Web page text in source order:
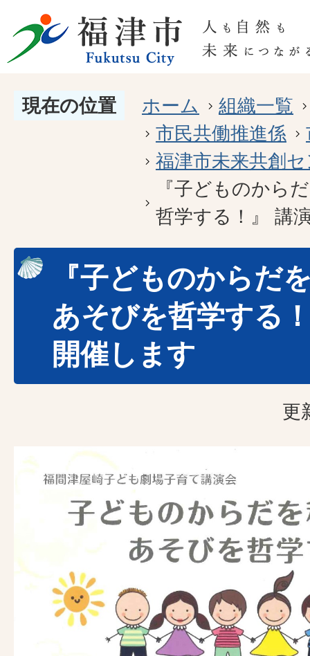
現在の位置 ホーム
組織一覧
市民共働推進係
福津市未来共創
『子どものから
哲学する！』 講
『子どものからだ
あそびを哲学する
開催します
更